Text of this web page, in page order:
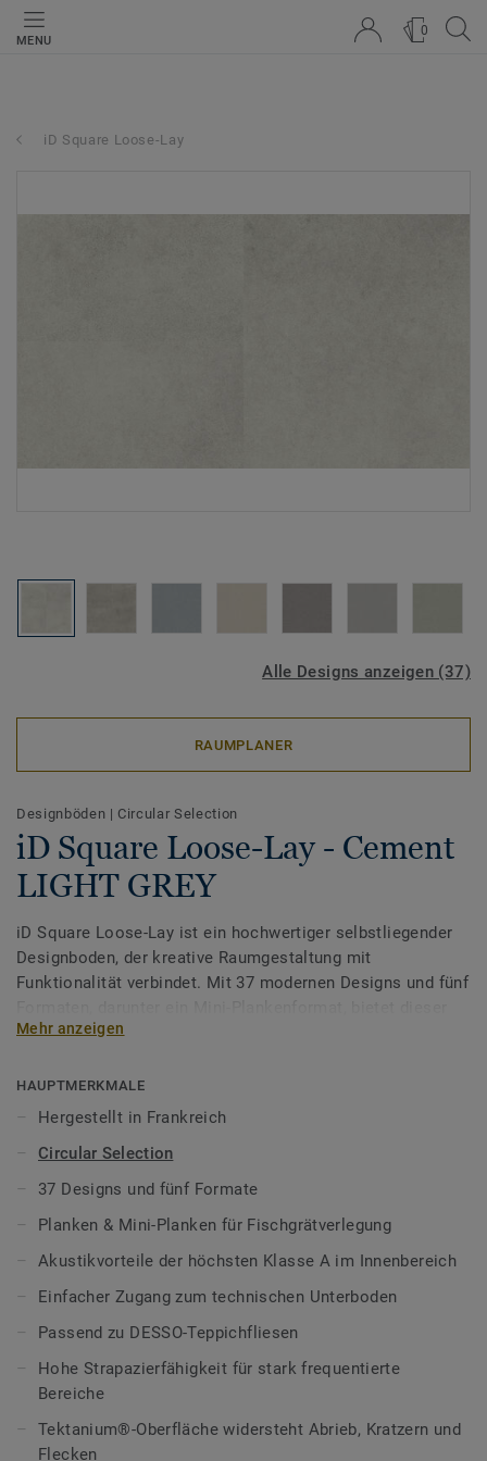
MENU
0
iD Square Loose-Lay
Alle Designs anzeigen (37)
RAUMPLANER
Designböden | Circular Selection
iD Square Loose-Lay - Cement
LIGHT GREY
iD Square Loose-Lay ist ein hochwertiger selbstliegender
Designboden, der kreative Raumgestaltung mit
Funktionalität verbindet. Mit 37 modernen Designs und fünf
selbstliegende Bodenbelag maximale Gestaltungsfreiheit
Innenräume.
Die Fliesen lassen sich individuell kombinieren – ideal für
die Umsetzung von Zonierungen, farbigen Laufwegen und
charaktervollen Übergangsbereichen.
Dank der Carpet Match-Technologie passen die Fliesen
perfekt zu unseren DESSO Teppichfliesen. Die gleiche
harmonisches Raumgefühl mit angenehmer Haptik.
Die in Frankreich hergestellten selbstliegenden PVC-
Fliesen sind klebstofffrei, lassen sich schnell verlegen und
ebenso einfach wieder entfernen – ideal für flexible
Raumkonzepte und schnellen Zugang zum Unterboden. Die
Akustikleistung der Klasse A reduziert störende Geräusche
Mehr anzeigen
HAUPTMERKMALE
Hergestellt in Frankreich
Circular Selection
37 Designs und fünf Formate
Planken & Mini-Planken für Fischgrätverlegung
Akustikvorteile der höchsten Klasse A im Innenbereich
Einfacher Zugang zum technischen Unterboden
Passend zu DESSO-Teppichfliesen
Hohe Strapazierfähigkeit für stark frequentierte
Bereiche
Tektanium®-Oberfläche widersteht Abrieb, Kratzern und
Flecken